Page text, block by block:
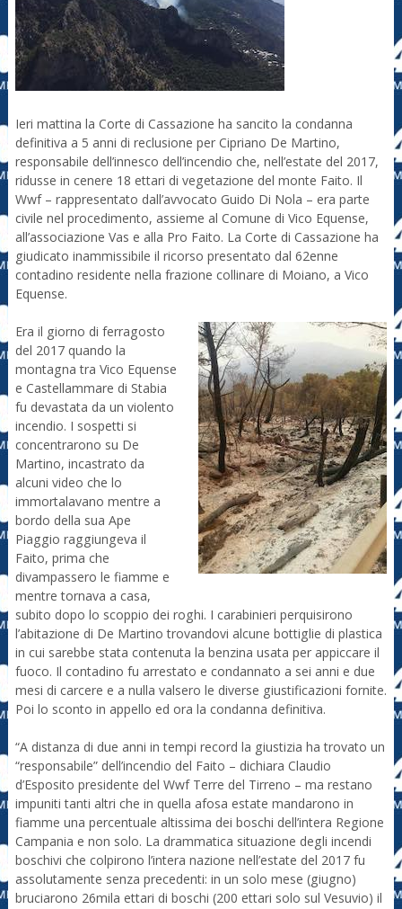
Ieri mattina la Corte di Cassazione ha sancito la condanna
definitiva a 5 anni di reclusione per Cipriano De Martino,
responsabile dell’innesco dell’incendio che, nell’estate del 2017,
ridusse in cenere 18 ettari di vegetazione del monte Faito. Il
Wwf – rappresentato dall’avvocato Guido Di Nola – era parte
civile nel procedimento, assieme al Comune di Vico Equense,
all’associazione Vas e alla Pro Faito. La Corte di Cassazione ha
giudicato inammissibile il ricorso presentato dal 62enne
contadino residente nella frazione collinare di Moiano, a Vico
Equense.
Era il giorno di ferragosto
del 2017 quando la
montagna tra Vico Equense
e Castellammare di Stabia
fu devastata da un violento
incendio. I sospetti si
concentrarono su De
Martino, incastrato da
alcuni video che lo
immortalavano mentre a
bordo della sua Ape
Piaggio raggiungeva il
Faito, prima che
divampassero le fiamme e
mentre tornava a casa,
subito dopo lo scoppio dei roghi. I carabinieri perquisirono
l’abitazione di De Martino trovandovi alcune bottiglie di plastica
in cui sarebbe stata contenuta la benzina usata per appiccare il
fuoco. Il contadino fu arrestato e condannato a sei anni e due
mesi di carcere e a nulla valsero le diverse giustificazioni fornite.
Poi lo sconto in appello ed ora la condanna definitiva.
“A distanza di due anni in tempi record la giustizia ha trovato un
“responsabile” dell’incendio del Faito – dichiara Claudio
d’Esposito presidente del Wwf Terre del Tirreno – ma restano
impuniti tanti altri che in quella afosa estate mandarono in
fiamme una percentuale altissima dei boschi dell’intera Regione
Campania e non solo. La drammatica situazione degli incendi
boschivi che colpirono l’intera nazione nell’estate del 2017 fu
assolutamente senza precedenti: in un solo mese (giugno)
bruciarono 26mila ettari di boschi (200 ettari solo sul Vesuvio) il